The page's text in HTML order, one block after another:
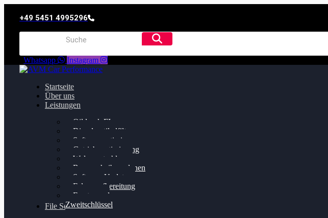
+49 5451 4995296
Whatsapp Instagram
Startseite
Über uns
Leistungen
Oildruck FIx
Dieselpartikelfilter
Softwareoptimierung
Getriebeoptimierung
Walnussstrahlen
Bremsscheiben planen
Software Update
Felgenaufbereitung
Ersatz- und
Zweitschlüssel
File Service